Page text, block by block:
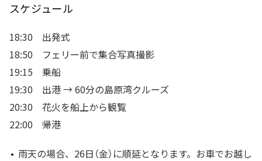
スケジュール
18:30 出発式
18:50 フェリー前で集合写真撮影
19:15 乗船
19:30 出港 → 60分の島原湾クルーズ
20:30 花火を船上から観覧
22:00 帰港
雨天の場合、26日（金）に順延となります。お車でお越し